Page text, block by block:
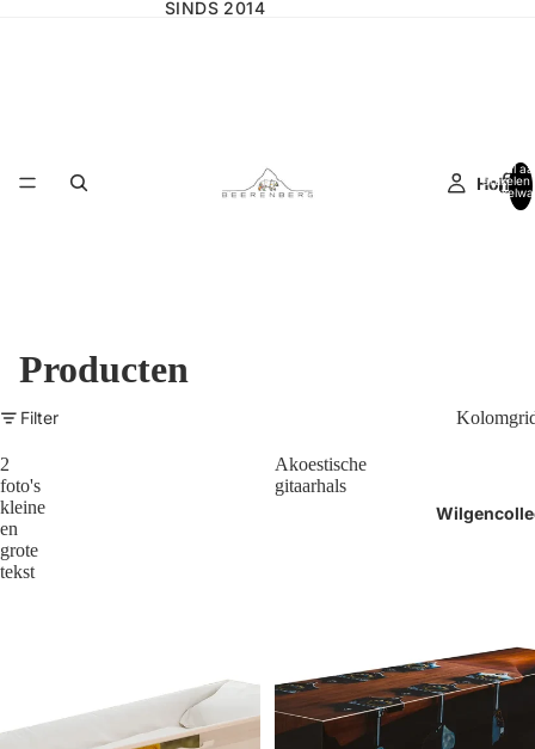
SINDS 2014
Home
Totaal
artikelen
Producten
Filter
2
foto's
kleine
en
grote
tekst
Akoestische
gitaarhals